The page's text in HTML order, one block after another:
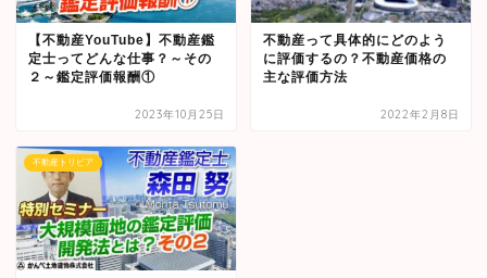
【不動産YouTube】不動産鑑
定士ってどんな仕事？～その
２～鑑定評価報酬①
2023年10月25日
不動産って具体的にどのよう
に評価するの？不動産価格の
主な評価方法
2022年2月8日
不動産トリビア